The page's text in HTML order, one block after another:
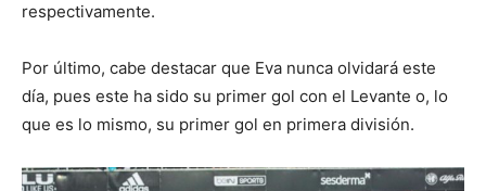
respectivamente.
Por último, cabe destacar que Eva nunca olvidará este
día, pues este ha sido su primer gol con el Levante o, lo
que es lo mismo, su primer gol en primera división.